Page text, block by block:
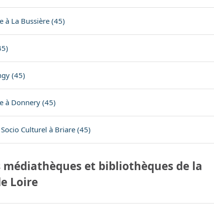
à La Bussière (45)
(45)
à Donnery (45)
Culturel à Briare (45)
et bibliothèques de la
Loire